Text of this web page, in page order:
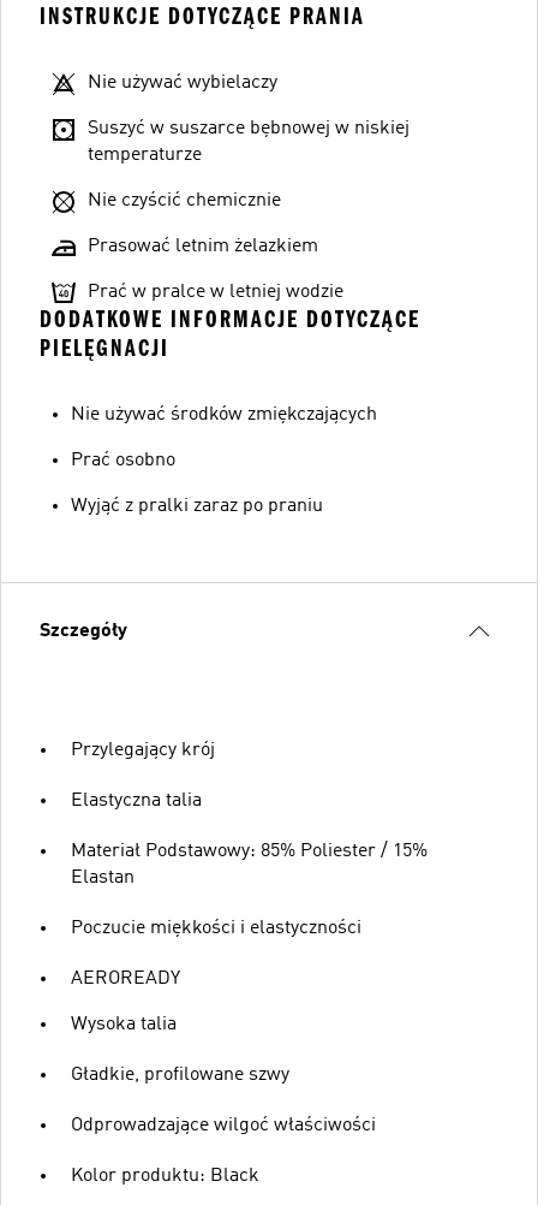
INSTRUKCJE DOTYCZĄCE PRANIA
Nie używać wybielaczy
Suszyć w suszarce bębnowej w niskiej
temperaturze
Nie czyścić chemicznie
Prasować letnim żelazkiem
Prać w pralce w letniej wodzie
DODATKOWE INFORMACJE DOTYCZĄCE
PIELĘGNACJI
Nie używać środków zmiękczających
Prać osobno
Wyjąć z pralki zaraz po praniu
Szczegóły
Przylegający krój
Elastyczna talia
Materiał Podstawowy: 85% Poliester / 15%
Elastan
Poczucie miękkości i elastyczności
AEROREADY
Wysoka talia
Gładkie, profilowane szwy
Odprowadzające wilgoć właściwości
Kolor produktu: Black